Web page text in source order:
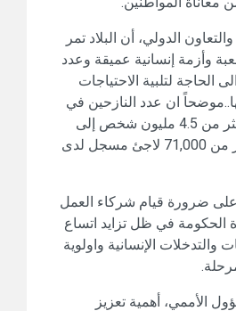
الدولي، أن البلاد تمر
وأزمة إنسانية عميقة وعدد
الحاجة لتلبية الاحتياجات
ان عدد النازحين في
الداخل وصل الى أكثر من 4.5 مليون شخص إلى
جانب استضافة أكثر من 71,000 لاجئ مسجل لدى
على ضرورة قيام شركاء العمل
الحكومة في ظل تزايد اتساع
والتدخلات الإنسانية واولوية
الأممي، أهمية تعزيز